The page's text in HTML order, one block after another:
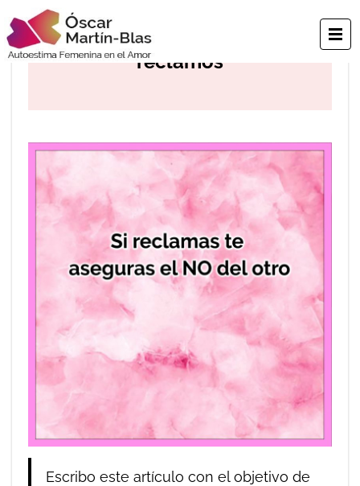
Herida de rechazo: los
reclamos
Escribo este artículo con el objetivo de